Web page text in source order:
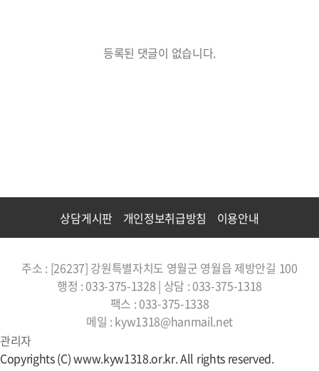
등록된 댓글이 없습니다.
상담게시판 개인정보취급방침 이용안내
주소 : [26237] 강원특별자치도 영월군 영월읍 제방안길 100
행정 : 033-375-1328 | 상담 : 033-375-1318
팩스 : 033-375-1338
메일 : kyw1318@hanmail.net
관리자
Copyrights (C) www.kyw1318.or.kr. All rights reserved.